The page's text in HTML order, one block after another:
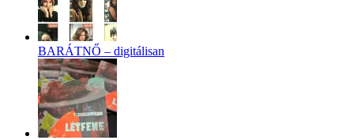
BARÁTNŐ – digitálisan